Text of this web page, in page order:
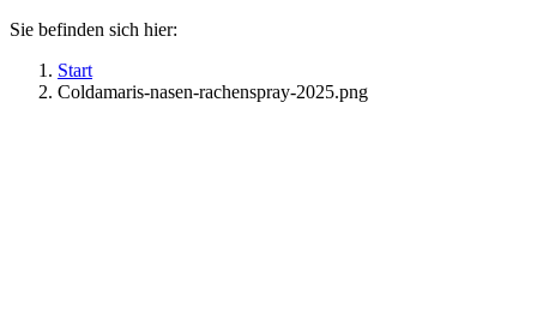
Sie befinden sich hier:
Start
Coldamaris-nasen-rachenspray-2025.png